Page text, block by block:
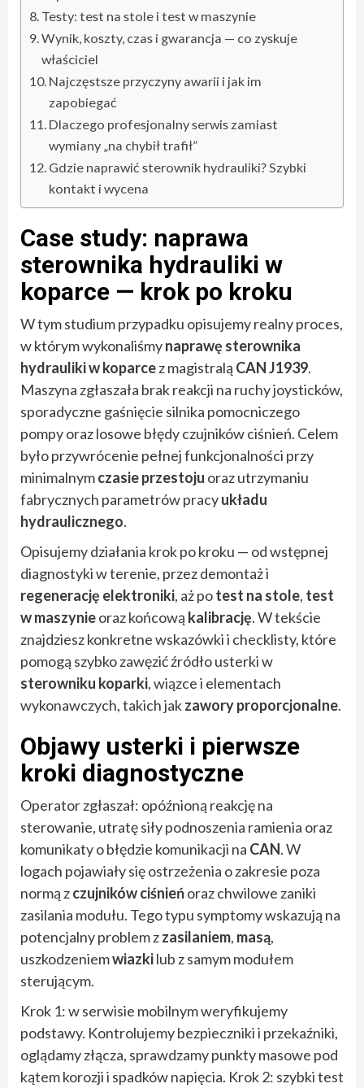
Testy: test na stole i test w maszynie
Wynik, koszty, czas i gwarancja — co zyskuje
właściciel
Najczęstsze przyczyny awarii i jak im
zapobiegać
Dlaczego profesjonalny serwis zamiast
wymiany „na chybił trafił”
Gdzie naprawić sterownik hydrauliki? Szybki
kontakt i wycena
Case study: naprawa
sterownika hydrauliki w
koparce — krok po kroku
W tym studium przypadku opisujemy realny proces,
w którym wykonaliśmynaprawę sterownika
hydrauliki w koparcez magistralą CAN J1939.
Maszyna zgłaszała brak reakcji na ruchy joysticków,
sporadyczne gaśnięcie silnika pomocniczego
pompy oraz losowe błędy czujników ciśnień. Celem
było przywrócenie pełnej funkcjonalności przy
minimalnymczasie przestoju oraz utrzymaniu
fabrycznych parametrów pracyukładu
hydraulicznego.
Opisujemy działania krok po kroku — od wstępnej
diagnostyki w terenie, przez demontaż i
regenerację elektroniki, aż potest na stole, test
w maszynieoraz końcową kalibrację. W tekście
znajdziesz konkretne wskazówki i checklisty, które
pomogą szybko zawęzić źródło usterki w
sterowniku koparki, wiązce i elementach
wykonawczych, takich jakzawory proporcjonalne.
Objawy usterki i pierwsze
kroki diagnostyczne
Operator zgłaszał: opóźnioną reakcję na
sterowanie, utratę siły podnoszenia ramienia oraz
komunikaty o błędzie komunikacji na CAN. W
logach pojawiały się ostrzeżenia o zakresie poza
normą zczujników ciśnieńoraz chwilowe zaniki
zasilania modułu. Tego typu symptomy wskazują na
potencjalny problem zzasilaniem, masą,
uszkodzeniemwiazkilub z samym modułem
sterującym.
Krok 1: w serwisie mobilnym weryfikujemy
podstawy. Kontrolujemy bezpieczniki i przekaźniki,
oglądamy złącza, sprawdzamy punkty masowe pod
kątem korozji i spadków napięcia. Krok 2: szybki test